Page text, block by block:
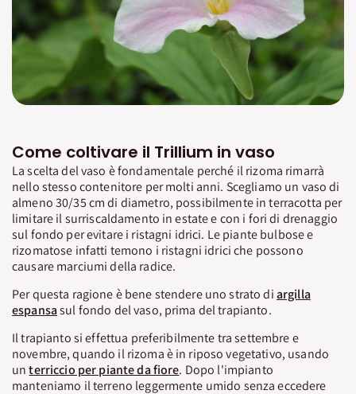
Come coltivare il Trillium in vaso
La scelta del vaso è fondamentale perché il rizoma rimarrà
nello stesso contenitore per molti anni. Scegliamo un vaso di
almeno 30/35 cm di diametro, possibilmente in terracotta per
limitare il surriscaldamento in estate e con i fori di drenaggio
sul fondo per evitare i ristagni idrici. Le piante bulbose e
rizomatose infatti temono i ristagni idrici che possono
causare marciumi della radice.
Per questa ragione è bene stendere uno strato diargilla
espansasul fondo del vaso, prima del trapianto.
Il trapianto si effettua preferibilmente tra settembre e
novembre, quando il rizoma è in riposo vegetativo, usando
unterriccio per piante da fiore. Dopo l'impianto
manteniamo il terreno leggermente umido senza eccedere